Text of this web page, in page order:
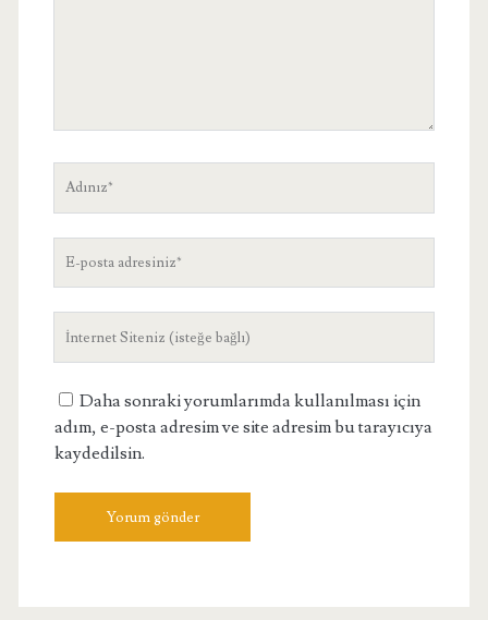
posta
Site
Daha sonraki yorumlarımda kullanılması için
adım, e-posta adresim ve site adresim bu tarayıcıya
kaydedilsin.